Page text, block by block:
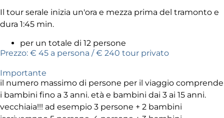
Il tour serale inizia un'ora e mezza prima del tramonto e
dura 1:45 min.
per un totale di 12 persone
Prezzo: € 45 a persona / € 240 tour privato
Importante
il numero massimo di persone per il viaggio comprende
i bambini fino a 3 anni. età e bambini dai 3 ai 15 anni.
vecchiaia!!! ad esempio 3 persone + 2 bambini